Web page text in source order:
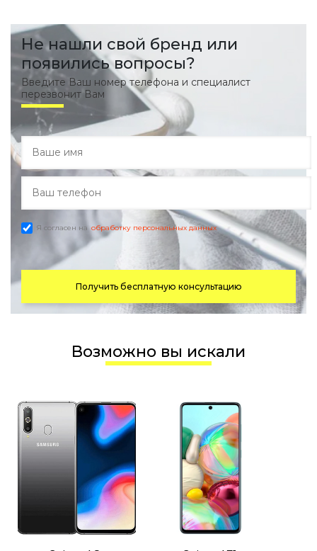
Не нашли свой бренд или
появились вопросы?
Введите Ваш номер телефона и специалист
перезвонит Вам
Я согласен на обработку персональных данных
Получить бесплатную консультацию
Возможно вы искали